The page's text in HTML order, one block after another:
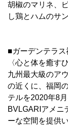
胡椒のマリネ、
し鶏とハムのサ
■ガーデンテラ
〈心と体を癒す
九州最大級のア
の近くに、福岡
テルを2020年8
BVLGARIアメニ
ーな空間を提供